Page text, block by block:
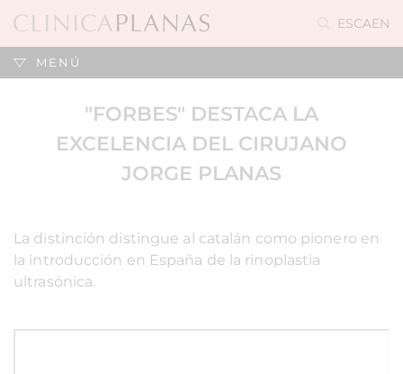
ESCAEN
MENÚ
"FORBES" DESTACA LA
EXCELENCIA DEL CIRUJANO
JORGE PLANAS
La distinción distingue al catalán como pionero en
la introducción en España de la rinoplastia
ultrasónica.